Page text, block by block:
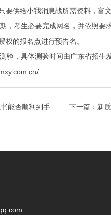
给小我消息战所需资料，富文
考生必要完成网名，并依照要
的报名点进行预告名。
，具体测验时间由广东省招生发
能否顺利到手 下一篇： 新